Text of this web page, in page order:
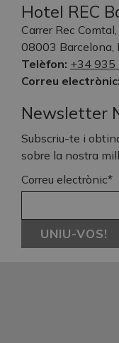
Hotel REC
Carrer Rec Comtal,
08003 Barcelona,
Telèfon: +34 935
Correu electrònic:
Newsletter
Subscriu-te i
sobre la nostra
Correu electrònic*
UNIU-VOS!